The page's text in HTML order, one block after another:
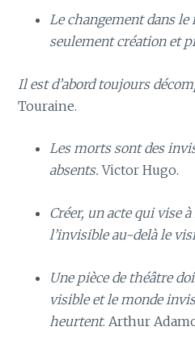
Le changement dans le
seulement création et
Il est d’abord toujours
Touraine.
Les morts sont des
absents. Victor Hugo.
Créer, un acte qui vise
l’invisible au-delà le
Une pièce de théâtre
visible et le monde
heurtent. Arthur